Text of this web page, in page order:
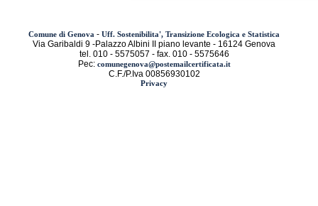
Comune di Genova - Uff. Sostenibilita', Transizione Ecologica e Statistica
Via Garibaldi 9 -Palazzo Albini II piano levante - 16124 Genova
tel. 010 - 5575057 - fax. 010 - 5575646
Pec: comunegenova@postemailcertificata.it
C.F./P.Iva 00856930102
Privacy